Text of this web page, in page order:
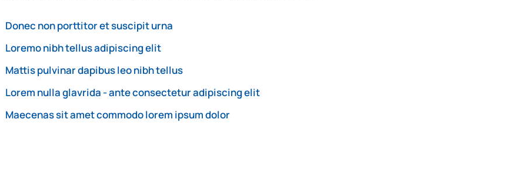
Donec non porttitor et suscipit urna
Loremo nibh tellus adipiscing elit
Mattis pulvinar dapibus leo nibh tellus
Lorem nulla glavrida - ante consectetur adipiscing elit
Maecenas sit amet commodo lorem ipsum dolor